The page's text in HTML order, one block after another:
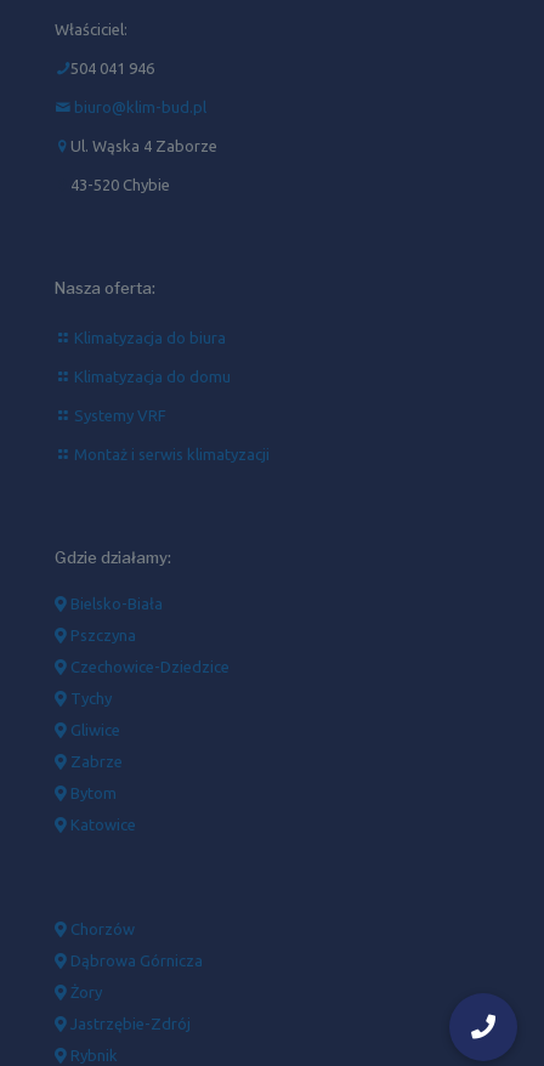
Właściciel:
504 041 946‬
biuro@klim-bud.pl
Ul. Wąska 4 Zaborze
43-520 Chybie
Nasza oferta:
Klimatyzacja do biura
Klimatyzacja do domu
Systemy VRF
Montaż i serwis klimatyzacji
Gdzie działamy:
Bielsko-Biała
Pszczyna
Czechowice-Dziedzice
Tychy
Gliwice
Zabrze
Bytom
Katowice
Chorzów
Dąbrowa Górnicza
Żory
Jastrzębie-Zdrój
Rybnik